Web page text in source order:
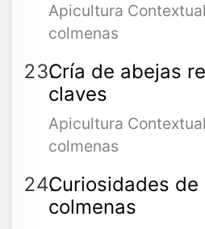
Apicultura
colmenas
Cría de abejas
claves
Apicultura
colmenas
Curiosidades
colmenas